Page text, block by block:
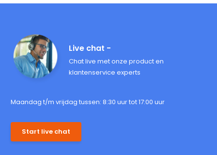
Live chat -
Chat live met onze product en
klantenservice experts
Maandag t/m vrijdag tussen: 8:30 uur tot 17:00 uur
Start live chat